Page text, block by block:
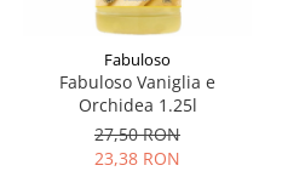
Fabuloso
Fabuloso Vaniglia e
Orchidea 1.25l
27,50 RON
23,38 RON